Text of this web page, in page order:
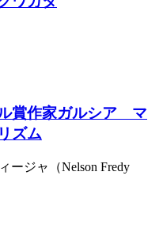
賞作家ガルシア゠マ
ズム
ージャ（Nelson Fredy